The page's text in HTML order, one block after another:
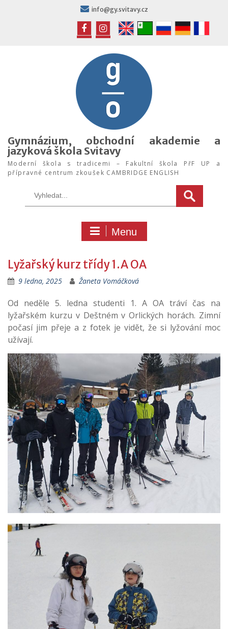
info@gy.svitavy.cz
FB IG
Gymnázium, obchodní akademie a
jazyková škola Svitavy
Moderní škola s tradicemi – Fakultní škola PřF UP a
přípravné centrum zkoušek CAMBRIDGE ENGLISH
Menu
Lyžařský kurz třídy 1.A OA
9 ledna, 2025 Žaneta Vomáčková
Od neděle 5. ledna studenti 1. A OA tráví čas na
lyžařském kurzu v Deštném v Orlických horách. Zimní
počasí jim přeje a z fotek je vidět, že si lyžování moc
užívají.